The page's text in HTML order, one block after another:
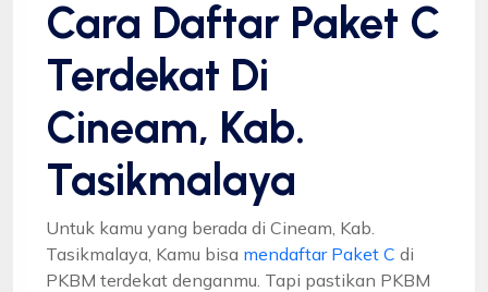
Cara Daftar Paket C
Terdekat Di
Cineam, Kab.
Tasikmalaya
Untuk kamu yang berada di Cineam, Kab.
Tasikmalaya, Kamu bisa mendaftar Paket C di
PKBM terdekat denganmu. Tapi pastikan PKBM